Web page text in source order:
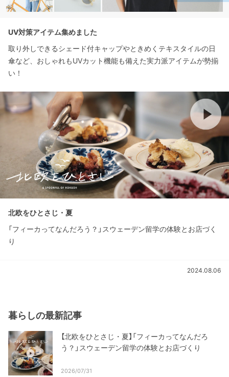
UV対策アイテム集めました
取り外しできるシェード付キャップやときめくテキスタイルの日
傘など、おしゃれもUVカット機能も備えた実力派アイテムが勢揃
い！
北欧をひとさじ・夏
「フィーカってなんだろう？」スウェーデン留学の体験とお店づく
り
2024.08.06
暮らしの最新記事
【北欧をひとさじ・夏】「フィーカってなんだろ
う？」スウェーデン留学の体験とお店づくり
2026/07/31